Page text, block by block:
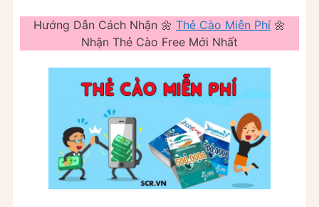
Hướng Dẫn Cách Nhận 🌼 Thẻ Cào Miễn Phí 🌼
Nhận Thẻ Cào Free Mới Nhất